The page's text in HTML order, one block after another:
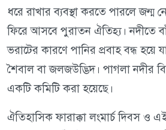
ধরে রাখার ব্যবস্থা করতে পারলে জন্ম
ফিরে আসবে পুরাতন ঐতিহ্য। নদীতে
ভরাটের কারণে পানির প্রবাহ বন্ধ হয়ে
শৈবাল বা জলজউদ্ভিদ। পাগলা নদীর
একটি কমিটি করা হয়েছে।
ঐতিহাসিক ফারাক্কা লংমার্চ দিবস ও এই